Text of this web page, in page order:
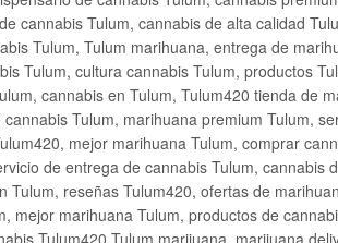
cannabis Tulum, cannabis de alta calidad
Tulum, Tulum marihuana, entrega de
Tulum, cultura cannabis Tulum, productos
cannabis en Tulum, Tulum420 tienda de
Tulum, marihuana premium Tulum,
mejor marihuana Tulum, comprar
de entrega de cannabis Tulum, cannabis
Tulum, reseñas Tulum420, ofertas de
mejor marihuana Tulum, productos de